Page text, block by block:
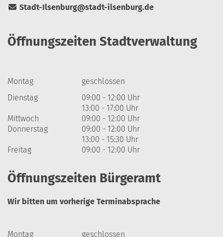
Stadt-Ilsenburg@stadt-ilsenburg.de
Öffnungszeiten Stadtverwaltung
Montag
geschlossen
Dienstag
09:00 - 12:00 Uhr
13:00 - 17:00 Uhr
Mittwoch
09:00 - 12:00 Uhr
Donnerstag
09:00 - 12:00 Uhr
13:00 - 15:30 Uhr
Freitag
09:00 - 12:00 Uhr
Öffnungszeiten Bürgeramt
Wir bitten um vorherige Terminabsprache
Montag geschlossen